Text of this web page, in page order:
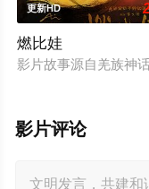
更新HD
燃比娃
影片故事源自羌族神
影片评论